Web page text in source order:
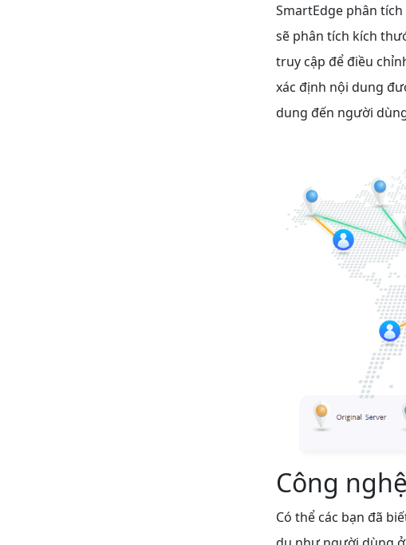
SmartEdge phân
sẽ phân tích kích
truy cập để điều
xác định nội dung
dung đến người
Công
Có thể các bạn đã